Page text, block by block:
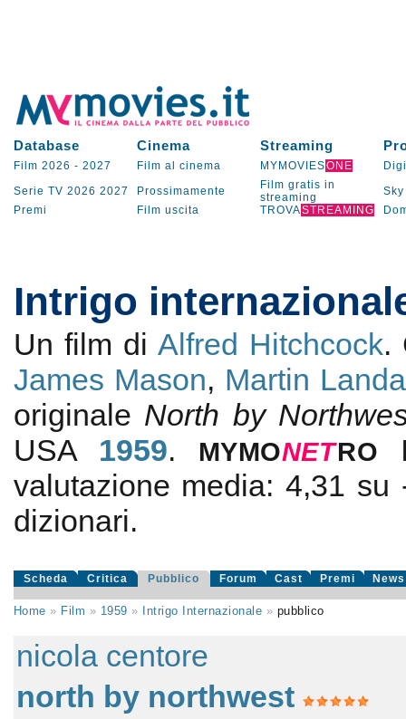
Database Cinema Streaming
Film 2026 - 2027 Film al cinema MYMOVIESONE
Serie TV 2026 2027 Prossimamente
Film gratis in
streaming
Sky
Premi
Film uscita TROVASTREAMING
Intrigo
Un film di Alfred Hitchcock.
James Mason, Martin
originale North by
USA 1959. MYMONETRO
valutazione media:4,31 su
dizionari.
Scheda Critica Pubblico Forum Cast Premi News
Home » Film » 1959 » Intrigo Internazionale » pubblico
nicola centore
north by northwest